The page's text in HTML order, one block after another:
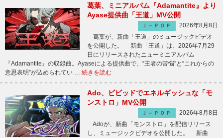
葛葉、ミニアルバム『Adamantite』より
Ayase提供曲「王道」MV公開
Ｊ－ＰＯＰ
2026年8月8日
葛葉が、新曲「王道」のミュージックビデオ
を公開した。 新曲「王道」は、2026年7月29
日にリリースされたニューミニアルバム
『Adamantite』の収録曲。Ayaseによる提供曲で、“王者の苦悩”と“これからの
意思表明”が込められてい … 続きを読む
Ado、ビビッドでエネルギッシュな「モ
ンストロ」MV公開
Ｊ－ＰＯＰ
2026年8月8日
Adoが、新曲「モンストロ」を配信リリース
し、ミュージックビデオを公開した。 新曲